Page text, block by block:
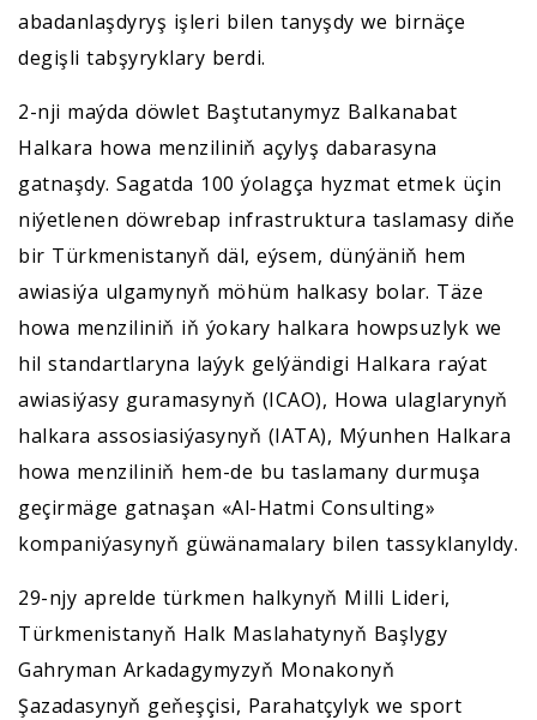
abadanlaşdyryş işleri bilen tanyşdy we birnäçe
degişli tabşyryklary berdi.
2-nji maýda döwlet Baştutanymyz Balkanabat
Halkara howa menziliniň açylyş dabarasyna
gatnaşdy. Sagatda 100 ýolagça hyzmat etmek üçin
niýetlenen döwrebap infrastruktura taslamasy diňe
bir Türkmenistanyň däl, eýsem, dünýäniň hem
awiasiýa ulgamynyň möhüm halkasy bolar. Täze
howa menziliniň iň ýokary halkara howpsuzlyk we
hil standartlaryna laýyk gelýändigi Halkara raýat
awiasiýasy guramasynyň (ICAO), Howa ulaglarynyň
halkara assosiasiýasynyň (IATA), Mýunhen Halkara
howa menziliniň hem-de bu taslamany durmuşa
geçirmäge gatnaşan «Al-Hatmi Consulting»
kompaniýasynyň güwänamalary bilen tassyklanyldy.
29-njy aprelde türkmen halkynyň Milli Lideri,
Türkmenistanyň Halk Maslahatynyň Başlygy
Gahryman Arkadagymyzyň Monakonyň
Şazadasynyň geňeşçisi, Parahatçylyk we sport